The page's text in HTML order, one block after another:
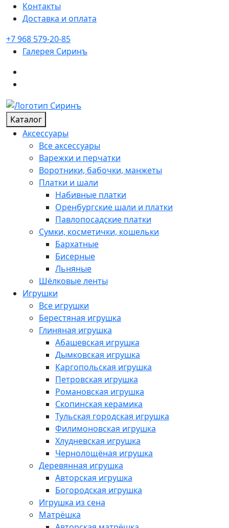
Контакты
Доставка и оплата
+7 968 579-20-85
Галерея Сиринъ
Каталог
Аксессуары
Все аксессуары
Варежки и перчатки
Воротники, бабочки, манжеты
Платки и шали
Набивные платки
Оренбургские шали и платки
Павлопосадские платки
Сумки, косметички, кошельки
Бархатные
Бисерные
Льняные
Шёлковые ленты
Игрушки
Все игрушки
Берестяная игрушка
Глиняная игрушка
Абашевская игрушка
Дымковская игрушка
Каргопольская игрушка
Петровская игрушка
Романовская игрушка
Скопинская керамика
Тульская городская игрушка
Филимоновская игрушка
Хлудневская игрушка
Чернолощёная игрушка
Деревянная игрушка
Авторская игрушка
Богородская игрушка
Игрушка из сена
Матрёшка